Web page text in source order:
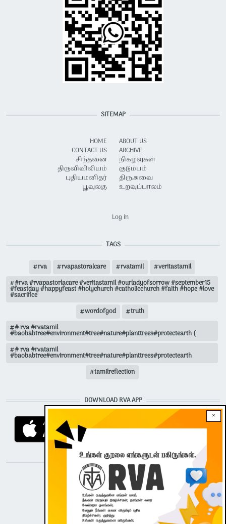
×
SITEMAP
HOME
CONTACT US
சிந்தனை
திருவிவிலியம்
புதியமனிதர்
பூவுலகு
ABOUT US
ARCHIVE
நிகழ்வுகள்
குடும்பம்
திருஅவை
உறவுப்பாலம்
Log in
TAGS
rva rvapastoralcare rvatamil
veritastamil
#rva #rvapastorlacare #veritastamil #ourladyofsorrow #september15
#feastday #happyfeast #holychurch #catholicchurch #faith #hope #love
#sacrifice
wordofgod
truth
# rva #rvatamil
#baobabtree#environment#tree#nature#planttrees#protectearth (
# rva #rvatamil
#baobabtree#environment#tree#nature#planttrees#protectearth
tamilreflection
DOWNLOAD RVA APP
STAY CONNECTED WITH US!